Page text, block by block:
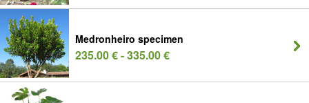
Medronheiro specimen
235.00 € - 335.00 €